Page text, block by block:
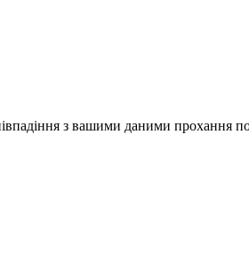
з вашими даними прохання